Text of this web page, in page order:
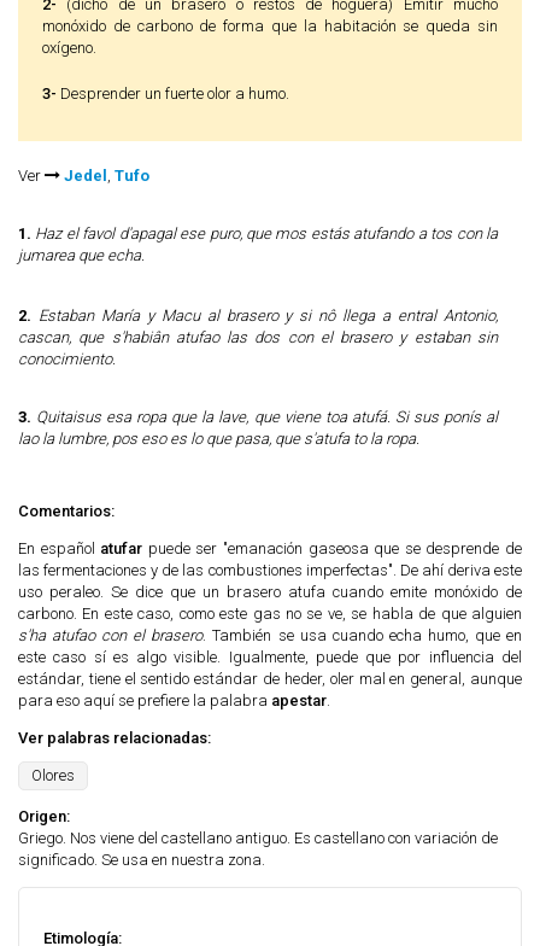
2- (dicho de un brasero o restos de hoguera) Emitir mucho
monóxido de carbono de forma que la habitación se queda sin
oxígeno.
3- Desprender un fuerte olor a humo.
Ver Jedel , Tufo
1. Haz el favol d'apagal ese puro, que mos estás atufando a tos con la
jumarea que echa.
2. Estaban María y Macu al brasero y si nô llega a entral Antonio,
cascan, que s'habiân atufao las dos con el brasero y estaban sin
conocimiento.
3. Quitaisus esa ropa que la lave, que viene toa atufá. Si sus ponís al
lao la lumbre, pos eso es lo que pasa, que s'atufa to la ropa.
Comentarios:
En español atufar puede ser "emanación gaseosa que se desprende de
las fermentaciones y de las combustiones imperfectas". De ahí deriva este
uso peraleo. Se dice que un brasero atufa cuando emite monóxido de
carbono. En este caso, como este gas no se ve, se habla de que alguien
s'ha atufao con el brasero. También se usa cuando echa humo, que en
este caso sí es algo visible. Igualmente, puede que por influencia del
estándar, tiene el sentido estándar de heder, oler mal en general, aunque
para eso aquí se prefiere la palabra apestar.
Ver palabras relacionadas:
Olores
Origen:
Griego. Nos viene del castellano antiguo. Es castellano con variación de
significado. Se usa en nuestra zona.
Etimología: